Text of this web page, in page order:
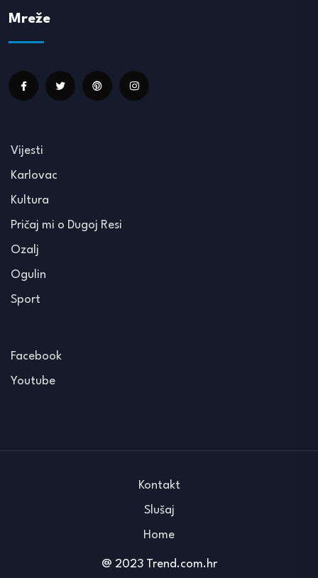
Mreže
Vijesti
Karlovac
Kultura
Pričaj mi o Dugoj Resi
Ozalj
Ogulin
Sport
Facebook
Youtube
@ 2023 Trend.com.hr
Kontakt
Slušaj
Home